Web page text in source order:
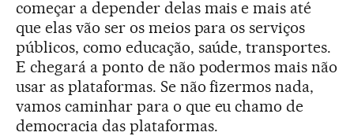
começar a depender delas mais e mais até
que elas vão ser os meios para os serviços
públicos, como educação, saúde, transportes.
E chegará a ponto de não podermos mais não
usar as plataformas. Se não fizermos nada,
vamos caminhar para o que eu chamo de
democracia das plataformas.